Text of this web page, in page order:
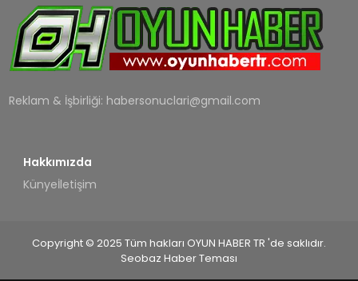
TEKNOLOJI
Reklam & İşbirliği: habersonuclari@gmail.com
Hakkımızda
Künyeİletişim
Copyright © 2025 Tüm hakları OYUN HABER TR 'de saklıdır.
Seobaz Haber Teması